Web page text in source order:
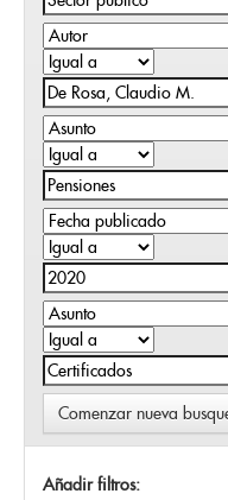
Comenzar nueva
Añadir filtros: